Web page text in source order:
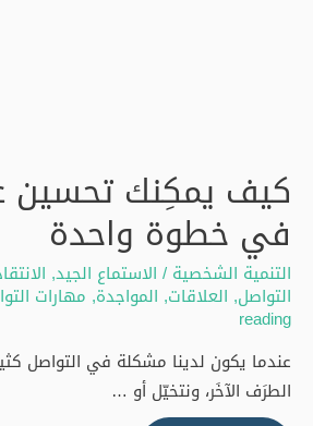
كيف يمكِنك تحسين
في خطوة واحدة
التنمية الشخصية / الاستماع الجيد,
التواصل, العلاقات, المواجدة, مهارات
reading
عندما يكون لدينا مشكلة في التواصل
الطرَف الآخَر، ونتخيّل أو …